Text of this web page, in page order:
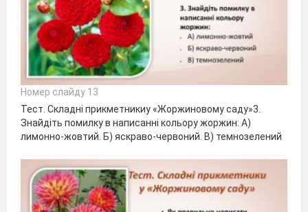
Номер слайду 13
Тест. Складні прикметникиу «Жоржиновому саду»3.
Знайдіть помилку в написанні кольору жоржин: А)
лимонно-жовтий. Б) яскраво-червоний. В) темнозелений